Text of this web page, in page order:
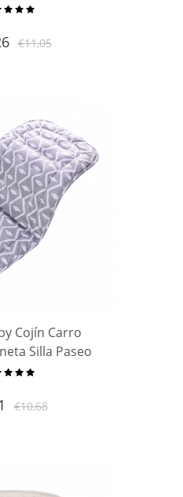
para ropa
de inserción
€11,05
Cojín Carro
Silla Paseo
Verano
y Asiento de
€10,68